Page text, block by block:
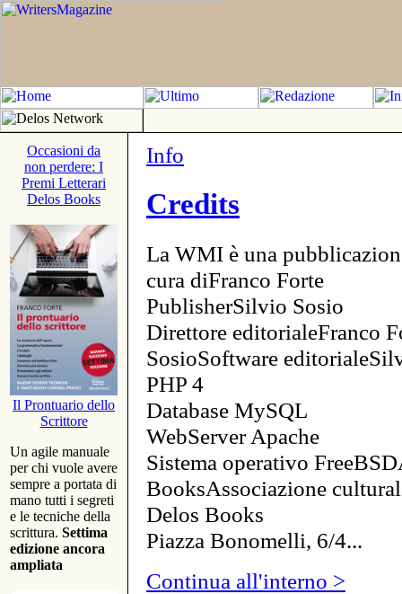
Occasioni da
non perdere: I
Premi Letterari
Delos Books
Il Prontuario dello
Scrittore
Un agile manuale
per chi vuole avere
sempre a portata di
mano tutti i segreti
e le tecniche della
scrittura. Settima
edizione ancora
ampliata
Info
Credits
La WMI è una
cura diFranco Forte
PublisherSilvio Sosio
Direttore editorialeFranco
SosioSoftware
PHP 4
Database MySQL
WebServer Apache
Sistema operativo
BooksAssociazione
Delos Books
Piazza Bonomelli, 6/4...
Continua all'interno >